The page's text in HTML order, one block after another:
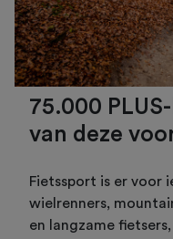
75.000
van deze
Fietssport is er voor
wielrenners,
en langzame